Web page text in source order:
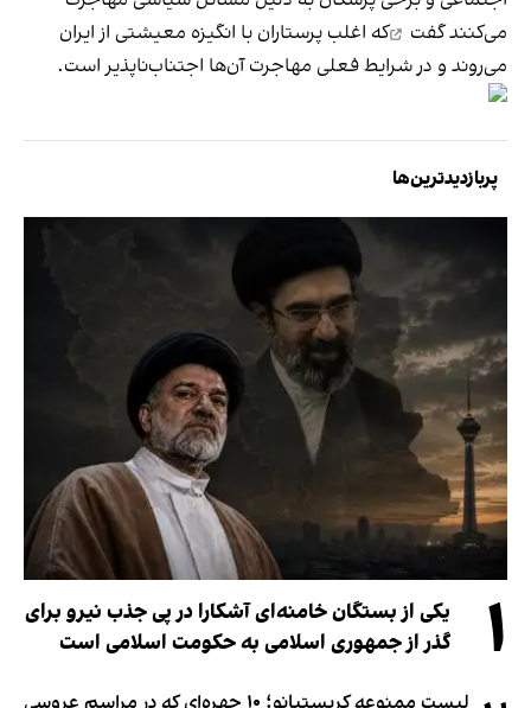
می‌کنندگفت
که اغلب پرستاران با انگیزه معیشتی از ایران
می‌روند و در شرایط فعلی مهاجرت آن‌ها اجتناب‌ناپذیر است.
پربازدیدترین‌ها
۱
یکی از بستگان خامنه‌ای آشکارا در پی جذب نیرو برای
گذر از جمهوری اسلامی به حکومت اسلامی است